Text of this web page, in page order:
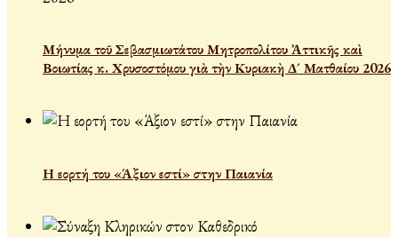
Μήνυμα τοῦ Σεβασμιωτάτου Μητροπολίτου Ἀττικῆς καὶ
Βοιωτίας κ. Χρυσοστόμου γιὰ τὴν Κυριακὴ Δ´ Ματθαίου 2026
Η εορτή του «Άξιον εστί» στην Παιανία